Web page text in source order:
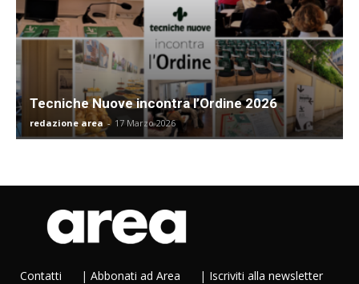
Tecniche Nuove incontra l’Ordine 2026
redazione area - 17 Marzo 2026
Contatti | Abbonati ad Area | Iscriviti alla newsletter